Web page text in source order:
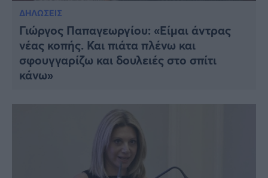
ΔΗΛΩΣΕΙΣ
Γιώργος Παπαγεωργίου: «Είμαι άντρας
νέας κοπής. Και πιάτα πλένω και
σφουγγαρίζω και δουλειές στο σπίτι
κάνω»